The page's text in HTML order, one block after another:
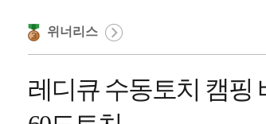
위너리스
레디큐 수동토치 캠핑